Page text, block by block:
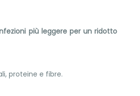
più leggere per un ridotto
proteine e fibre.